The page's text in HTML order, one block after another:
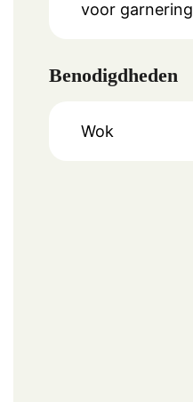
voor garnering
Benodigdheden
Wok